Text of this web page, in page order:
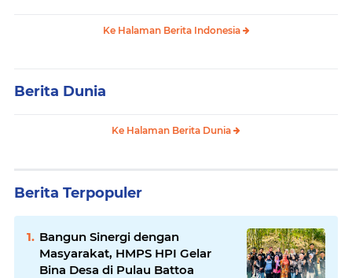
Ke Halaman Berita Indonesia
Berita Dunia
Ke Halaman Berita Dunia
Berita Terpopuler
Bangun Sinergi dengan
Masyarakat, HMPS HPI Gelar
Bina Desa di Pulau Battoa